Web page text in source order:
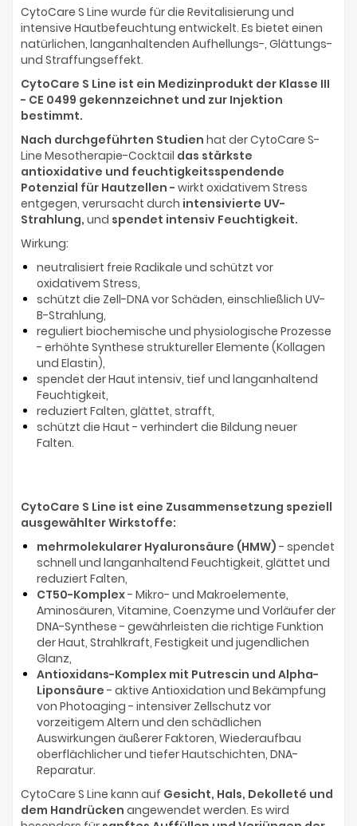
CytoCare S Line wurde für die Revitalisierung und
intensive Hautbefeuchtung entwickelt. Es bietet einen
natürlichen, langanhaltenden Aufhellungs-, Glättungs-
und Straffungseffekt.
CytoCare S Line ist ein Medizinprodukt der Klasse III
- CE 0499 gekennzeichnet und zur Injektion
bestimmt.
Nach durchgeführten Studien hat der CytoCare S-
Line Mesotherapie-Cocktail das stärkste
antioxidative und feuchtigkeitsspendende
Potenzial für Hautzellen - wirkt oxidativem Stress
entgegen, verursacht durch intensivierte UV-
Strahlung, und spendet intensiv Feuchtigkeit.
Wirkung:
neutralisiert freie Radikale und schützt vor
oxidativem Stress,
schützt die Zell-DNA vor Schäden, einschließlich UV-
B-Strahlung,
reguliert biochemische und physiologische Prozesse
- erhöhte Synthese struktureller Elemente (Kollagen
und Elastin),
spendet der Haut intensiv, tief und langanhaltend
Feuchtigkeit,
reduziert Falten, glättet, strafft,
schützt die Haut - verhindert die Bildung neuer
Falten.
CytoCare S Line ist eine Zusammensetzung speziell
ausgewählter Wirkstoffe:
mehrmolekularer Hyaluronsäure (HMW) - spendet
schnell und langanhaltend Feuchtigkeit, glättet und
reduziert Falten,
CT50-Komplex- Mikro- und Makroelemente,
Aminosäuren, Vitamine, Coenzyme und Vorläufer der
DNA-Synthese - gewährleisten die richtige Funktion
der Haut, Strahlkraft, Festigkeit und jugendlichen
Glanz,
Antioxidans-Komplex mit Putrescin und Alpha-
Liponsäure - aktive Antioxidation und Bekämpfung
von Photoaging - intensiver Zellschutz vor
vorzeitigem Altern und den schädlichen
Auswirkungen äußerer Faktoren, Wiederaufbau
oberflächlicher und tiefer Hautschichten, DNA-
Reparatur.
CytoCare S Line kann auf Gesicht, Hals, Dekolleté und
dem Handrücken angewendet werden. Es wird